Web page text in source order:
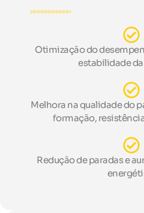
Otimização do
estabilidade
Melhora na qualidade do
formação,
Redução de paradas e